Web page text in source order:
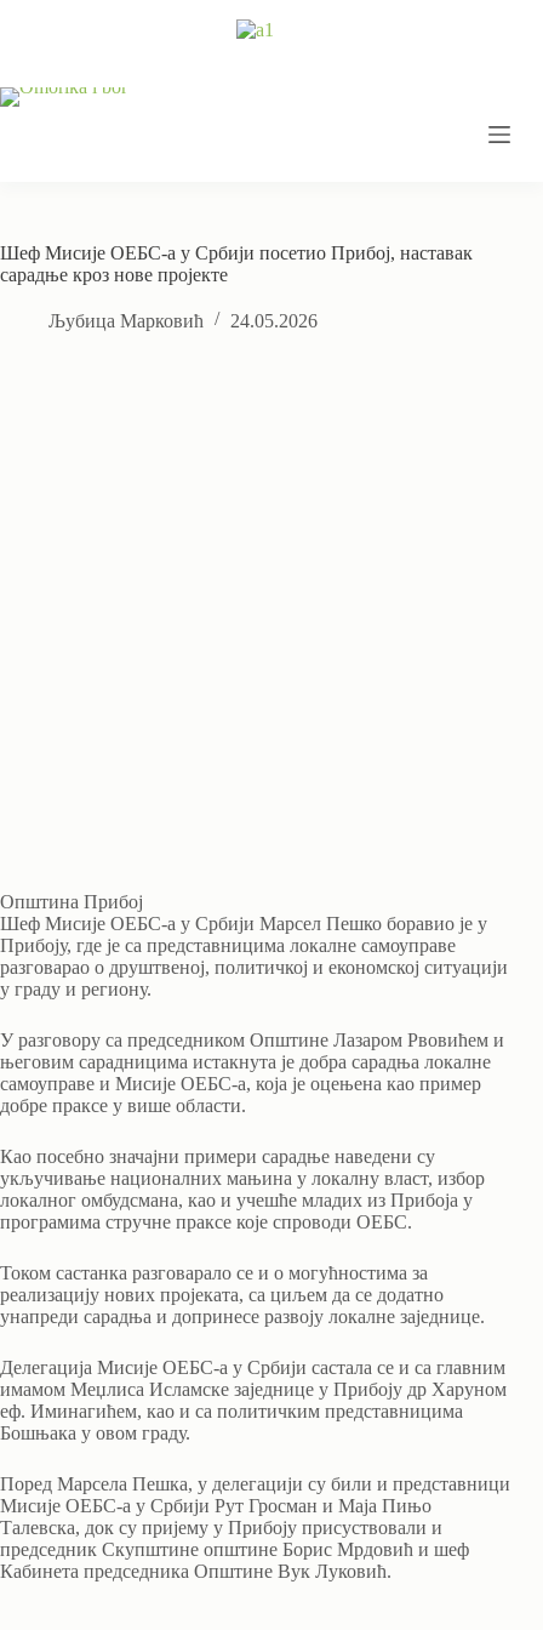
Шеф Мисије ОЕБС-а у Србији посетио Прибој, наставак
сарадње кроз нове пројекте
Љубица Марковић 24.05.2026
Општина Прибој
Шеф Мисије ОЕБС-а у Србији Марсел Пешко боравио је у
Прибоју, где је са представницима локалне самоуправе
разговарао о друштвеној, политичкој и економској ситуацији
у граду и региону.
У разговору са председником Општине Лазаром Рвовићем и
његовим сарадницима истакнута је добра сарадња локалне
самоуправе и Мисије ОЕБС-а, која је оцењена као пример
добре праксе у више области.
Као посебно значајни примери сарадње наведени су
укључивање националних мањина у локалну власт, избор
локалног омбудсмана, као и учешће младих из Прибоја у
програмима стручне праксе које спроводи ОЕБС.
Током састанка разговарало се и о могућностима за
реализацију нових пројеката, са циљем да се додатно
унапреди сарадња и допринесе развоју локалне заједнице.
Делегација Мисије ОЕБС-а у Србији састала се и са главним
имамом Меџлиса Исламске заједнице у Прибоју др Харуном
еф. Иминагићем, као и са политичким представницима
Бошњака у овом граду.
Поред Марсела Пешка, у делегацији су били и представници
Мисије ОЕБС-а у Србији Рут Гросман и Маја Пињо
Талевска, док су пријему у Прибоју присуствовали и
председник Скупштине општине Борис Мрдовић и шеф
Кабинета председника Општине Вук Луковић.